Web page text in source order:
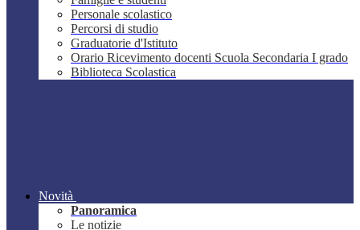
Personale scolastico
Percorsi di studio
Graduatorie d'Istituto
Orario Ricevimento docenti Scuola Secondaria I grado
Biblioteca Scolastica
Novità
Panoramica
Le notizie